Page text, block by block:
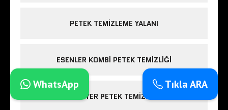
PETEK TEMIZLEME YALANI
ESENLER KOMBI PETEK TEMIZLIĞI
SARIYER PETEK TEMIZLIĞI
Tıkla ARA
WhatsApp